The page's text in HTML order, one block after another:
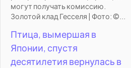
могут получать комиссию.
Золотой клад Гесселя | Фото: ©...
Птица, вымершая в
Японии, спустя
десятилетия вернулась в